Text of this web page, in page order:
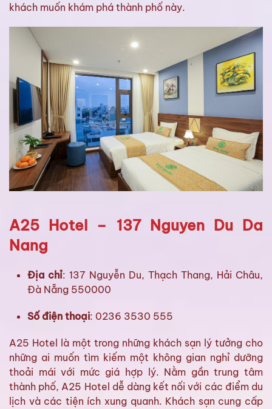
khách muốn khám phá thành phố này.
A25 Hotel – 137 Nguyen Du Da
Nang
Địa chỉ: 137 Nguyễn Du, Thạch Thang, Hải Châu,
Đà Nẵng 550000
Số điện thoại: 0236 3530 555
A25 Hotel là một trong những khách sạn lý tưởng cho
những ai muốn tìm kiếm một không gian nghỉ dưỡng
thoải mái với mức giá hợp lý. Nằm gần trung tâm
thành phố, A25 Hotel dễ dàng kết nối với các điểm du
lịch và các tiện ích xung quanh. Khách sạn cung cấp